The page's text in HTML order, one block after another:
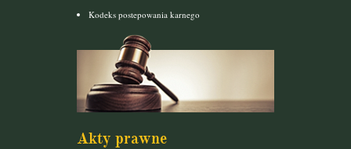
Kodeks postepowania karnego
Akty prawne